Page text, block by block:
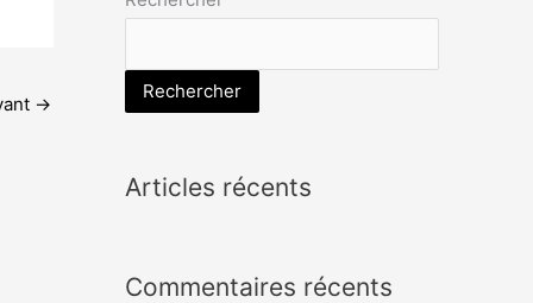
→
Rechercher
Articles récents
Commentaires récents